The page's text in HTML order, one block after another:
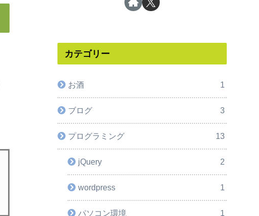
カテゴリー
お酒 1
ブログ 3
プログラミング 13
jQuery 2
wordpress 1
パソコン環境 1